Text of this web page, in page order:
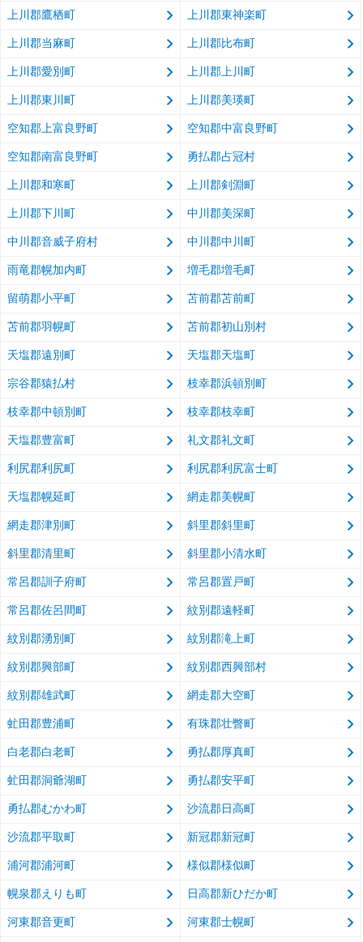
上川郡鷹栖町 上川郡東神楽町
上川郡当麻町 上川郡比布町
上川郡愛別町 上川郡上川町
上川郡東川町 上川郡美瑛町
空知郡上富良野町 空知郡中富良野町
空知郡南富良野町 勇払郡占冠村
上川郡和寒町 上川郡剣淵町
上川郡下川町 中川郡美深町
中川郡音威子府村 中川郡中川町
雨竜郡幌加内町 増毛郡増毛町
留萌郡小平町 苫前郡苫前町
苫前郡羽幌町 苫前郡初山別村
天塩郡遠別町 天塩郡天塩町
宗谷郡猿払村 枝幸郡浜頓別町
枝幸郡中頓別町 枝幸郡枝幸町
天塩郡豊富町 礼文郡礼文町
利尻郡利尻町 利尻郡利尻富士町
天塩郡幌延町 網走郡美幌町
網走郡津別町 斜里郡斜里町
斜里郡清里町 斜里郡小清水町
常呂郡訓子府町 常呂郡置戸町
常呂郡佐呂間町 紋別郡遠軽町
紋別郡湧別町 紋別郡滝上町
紋別郡興部町 紋別郡西興部村
紋別郡雄武町 網走郡大空町
虻田郡豊浦町 有珠郡壮瞥町
白老郡白老町 勇払郡厚真町
虻田郡洞爺湖町 勇払郡安平町
勇払郡むかわ町 沙流郡日高町
沙流郡平取町 新冠郡新冠町
浦河郡浦河町 様似郡様似町
幌泉郡えりも町 日高郡新ひだか町
河東郡音更町 河東郡士幌町